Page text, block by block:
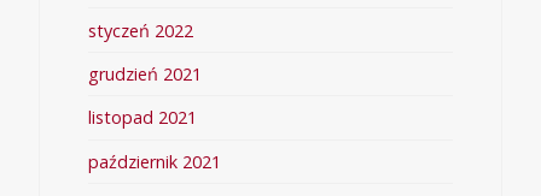
styczeń 2022
grudzień 2021
listopad 2021
październik 2021